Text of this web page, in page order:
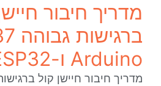
מדריך חיבור
Arduino ו-ESP32